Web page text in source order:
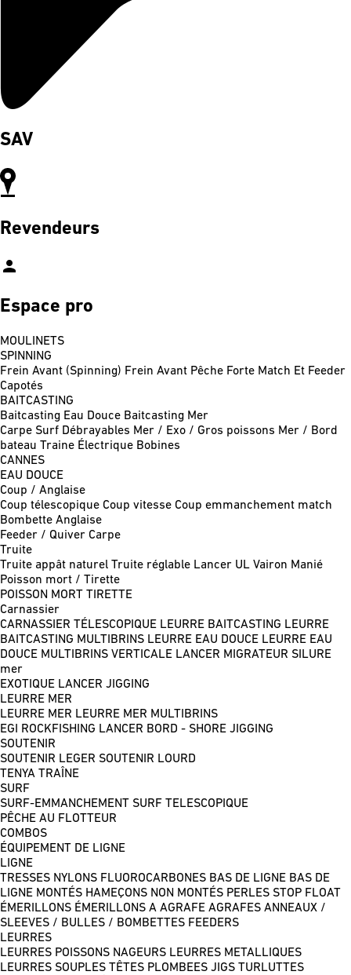
SAV
Revendeurs
person
Espace pro
MOULINETS
SPINNING
Frein Avant (Spinning) Frein Avant Pêche Forte Match Et Feeder
Capotés
BAITCASTING
Baitcasting Eau Douce Baitcasting Mer
Carpe Surf Débrayables Mer / Exo / Gros poissons Mer / Bord
bateau Traine Électrique Bobines
CANNES
EAU DOUCE
Coup / Anglaise
Coup télescopique Coup vitesse Coup emmanchement match
Bombette Anglaise
Feeder / Quiver Carpe
Truite
Truite appât naturel Truite réglable Lancer UL Vairon Manié
Poisson mort / Tirette
POISSON MORT TIRETTE
Carnassier
CARNASSIER TÉLESCOPIQUE LEURRE BAITCASTING LEURRE
BAITCASTING MULTIBRINS LEURRE EAU DOUCE LEURRE EAU
DOUCE MULTIBRINS VERTICALE LANCER MIGRATEUR SILURE
mer
EXOTIQUE LANCER JIGGING
LEURRE MER
LEURRE MER LEURRE MER MULTIBRINS
EGI
ROCKFISHING LANCER BORD - SHORE JIGGING
SOUTENIR
SOUTENIR LEGER SOUTENIR LOURD
TENYA TRAÎNE
SURF
SURF-EMMANCHEMENT SURF TELESCOPIQUE
PÊCHE AU FLOTTEUR
COMBOS
ÉQUIPEMENT DE LIGNE
LIGNE
TRESSES NYLONS FLUOROCARBONES BAS DE LIGNE BAS DE
LIGNE MONTÉS HAMEÇONS NON MONTÉS PERLES STOP FLOAT
ÉMERILLONS ÉMERILLONS A AGRAFE AGRAFES ANNEAUX /
SLEEVES / BULLES / BOMBETTES FEEDERS
LEURRES
LEURRES POISSONS NAGEURS LEURRES METALLIQUES
LEURRES SOUPLES TÊTES PLOMBEES JIGS TURLUTTES